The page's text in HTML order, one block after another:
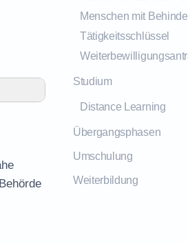
Menschen mit
Tätigkeitsschlüssel
Studium
Distance Learning
Übergangsphasen
Umschulung
Weiterbildung